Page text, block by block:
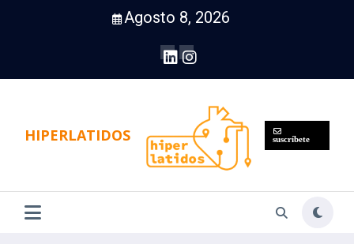
Agosto 8, 2026
HIPERLATIDOS suscríbete